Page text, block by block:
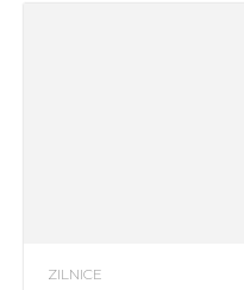
ZILNICE